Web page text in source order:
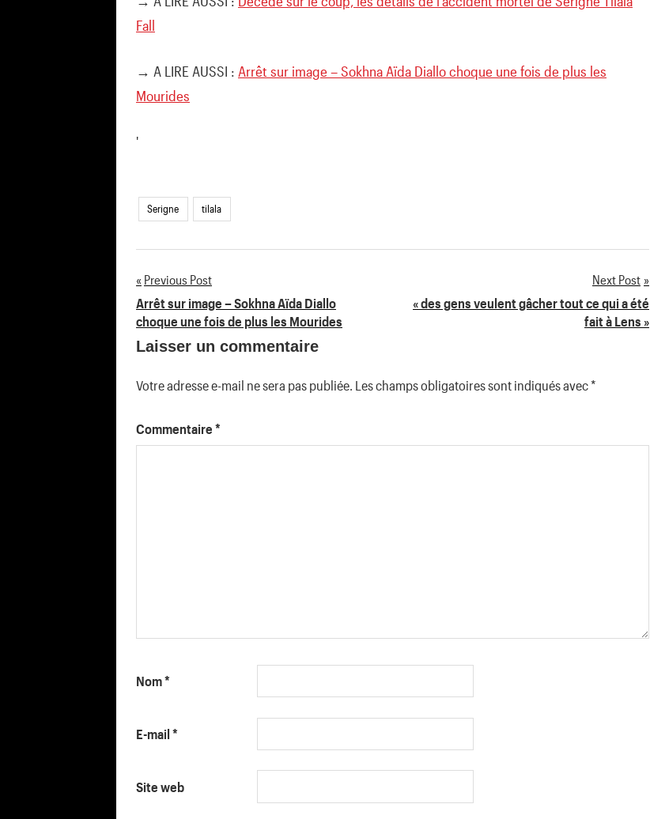
Fall
→ A LIRE AUSSI : Arrêt sur image – Sokhna Aïda Diallo choque une fois de plus les
Mourides
'
Serigne tilala
Navigation
de
Previous Post
Arrêt sur image – Sokhna Aïda Diallo
choque une fois de plus les Mourides
Next Post
« des gens veulent gâcher tout ce qui a été
fait à Lens »
Laisser un commentaire
Votre adresse e-mail ne sera pas publiée. Les champs obligatoires sont indiqués avec*
Commentaire *
Nom*
E-mail *
Site web